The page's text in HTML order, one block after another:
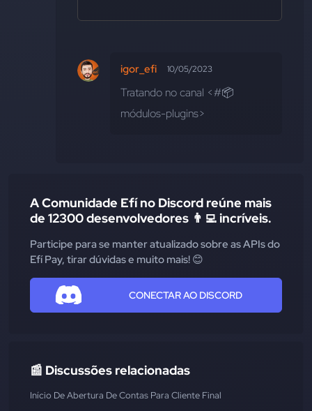
igor_efi 10/05/2023
Tratando no canal <#📦
módulos-plugins>
A Comunidade Efí no Discord reúne mais
de 12300 desenvolvedores 👨‍💻 incríveis.
Participe para se manter atualizado sobre as APIs do
Efí Pay, tirar dúvidas e muito mais! 😊
CONECTAR AO DISCORD
📰 Discussões relacionadas
Início De Abertura De Contas Para Cliente Final